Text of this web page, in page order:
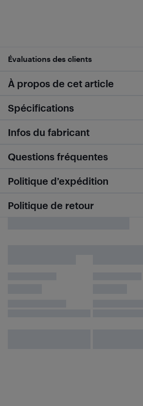
Évaluations des clients
À propos de cet article
Spécifications
Infos du fabricant
Questions fréquentes
Politique d’expédition
Politique de retour